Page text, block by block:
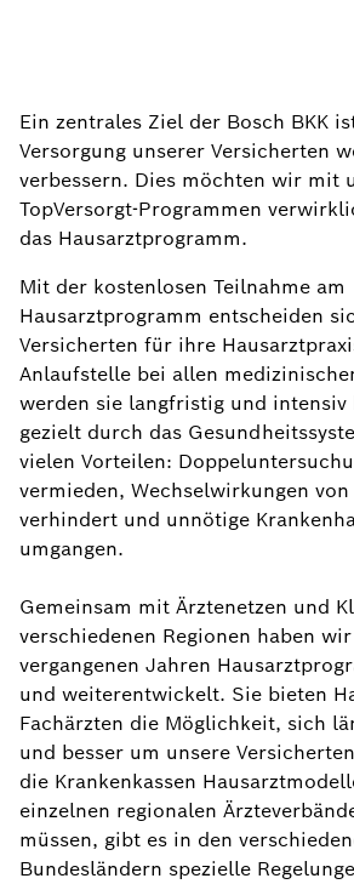
Ein zentrales Ziel der Bosch BKK
Versorgung unserer Versicherten
verbessern. Dies möchten wir mit
TopVersorgt-Programmen
das Hausarztprogramm.
Mit der kostenlosen Teilnahme am
Hausarztprogramm entscheiden
Versicherten für ihre
Anlaufstelle bei allen
werden sie langfristig und intensiv
gezielt durch das
vielen Vorteilen:
vermieden, Wechselwirkungen
verhindert und unnötige
umgangen.
Gemeinsam mit Ärztenetzen und
verschiedenen Regionen haben
vergangenen Jahren
und weiterentwickelt. Sie bieten
Fachärzten die Möglichkeit, sich
und besser um unsere
die Krankenkassen
einzelnen regionalen
müssen, gibt es in den
Bundesländern spezielle